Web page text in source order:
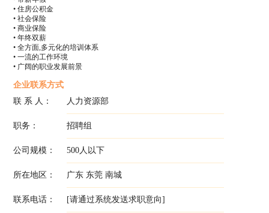
• 住房公积金
• 社会保险
• 商业保险
• 年终双薪
• 全方面,多元化的培训体系
• 一流的工作环境
• 广阔的职业发展前景
企业联系方式
联 系 人：
人力资源部
职务： 招聘组
公司规模： 500人以下
所在地区： 广东 东莞 南城
联系电话： [请通过系统发送求职意向]